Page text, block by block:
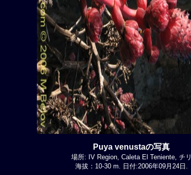
Puya venustaの写真
場所: IV Region, Caleta El Teniente, チリ
海拔：10-30 m. 日付:2006年09月24日.